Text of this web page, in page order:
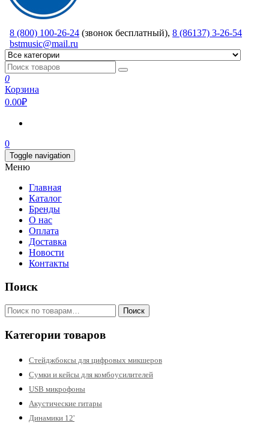
8 (800) 100-26-24 (звонок бесплатный), 8 (86137) 3-26-54
bstmusic@mail.ru
0
Корзина
0.00₽
0
Toggle navigation
Меню
Главная
Каталог
Бренды
О нас
Оплата
Доставка
Новости
Контакты
Поиск
Искать: Поиск
Категории товаров
Стейджбоксы для цифровых микшеров
Сумки и кейсы для комбоусилителей
USB микрофоны
Акустические гитары
Динамики 12'